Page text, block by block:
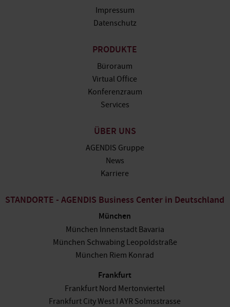
Impressum
Datenschutz
PRODUKTE
Büroraum
Virtual Office
Konferenzraum
Services
ÜBER UNS
AGENDIS Gruppe
News
Karriere
STANDORTE - AGENDIS Business Center in Deutschland
München
München Innenstadt Bavaria
München Schwabing Leopoldstraße
München Riem Konrad
Frankfurt
Frankfurt Nord Mertonviertel
Frankfurt City West I AYR Solmsstrasse